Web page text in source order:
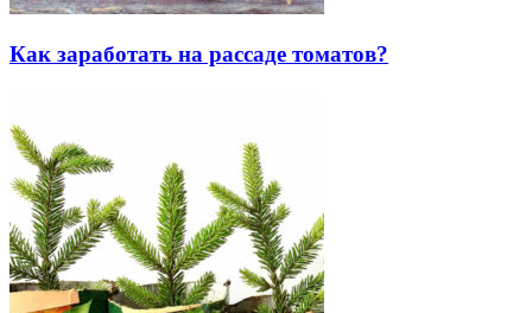
Как заработать на рассаде томатов?